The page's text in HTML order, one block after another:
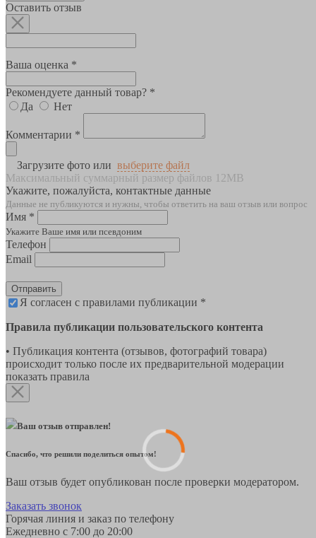
Оставить отзыв
Ваша оценка *
Рекомендуете данный товар? *
Да
Нет
Комментарии *
Загрузите фото или выберите файл
Максимальный суммарный размер файлов 12MB
Укажите, пожалуйста, контактные данные
Данные не публикуются и нужны, чтобы ответить на ваш отзыв или вопрос
Имя *
Укажите Ваше имя или псевдоним
Телефон
Email
Отправить
Я согласен с правилами публикации *
Правила публикации пользовательского контента
• Публикация контента (отзывов, фотографий товара)
происходит только после их предварительной модерации
показать правила
Ваш отзыв отправлен!
Спасибо, что решили поделиться опытом!
Ваш отзыв будет опубликован после проверки модератором.
Заказать звонок
Горячая линия и заказ по телефону
Ежедневно с 7:00 до 20:00